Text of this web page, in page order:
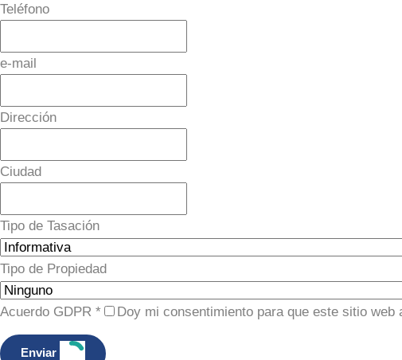
Teléfono
e-mail
Dirección
Ciudad
Tipo de Tasación
Tipo de Propiedad
Acuerdo GDPR * Doy mi consentimiento para que este sitio
Enviar